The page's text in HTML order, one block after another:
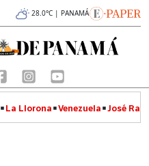
28.0°C | PANAMÁ
La Llorona Venezuela José